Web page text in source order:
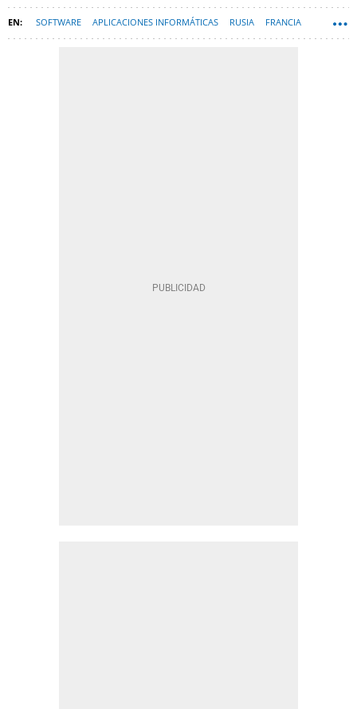
SOFTWARE APLICACIONES INFORMÁTICAS RUSIA FRANCIA